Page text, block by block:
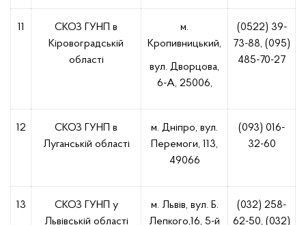
11
СКОЗ ГУНП в
Кіровоградській
області
м.
Кропивницький,
вул. Дворцова,
6-А, 25006,
(0522) 39-
73-88, (095)
485-70-27
12
СКОЗ ГУНП в
Луганській області
м. Дніпро, вул.
Перемоги, 113,
49066
(093) 016-
32-60
13
СКОЗ ГУНП у
Львівській області
м. Львів, вул. Б.
Лепкого,16, 5-й
(032) 258-
62-50, (032)